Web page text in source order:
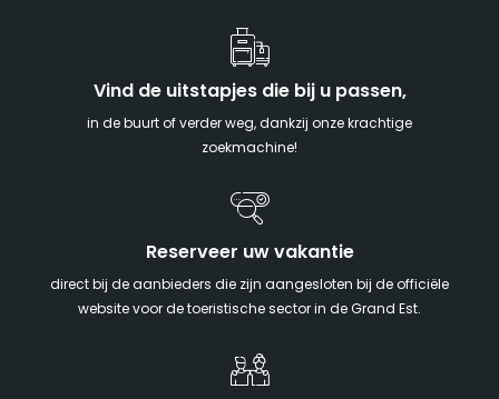
Vind de uitstapjes die bij u passen,
in de buurt of verder weg, dankzij onze krachtige
zoekmachine!
Reserveer uw vakantie
direct bij de aanbieders die zijn aangesloten bij de officiële
website voor de toeristische sector in de Grand Est.